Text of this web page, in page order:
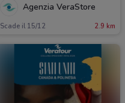
Agenzia VeraStore
Scade il 15/12 2.9 km